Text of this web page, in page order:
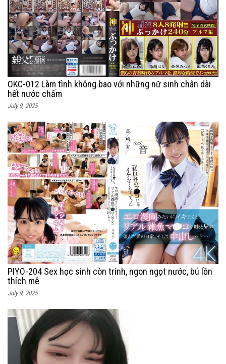
OKC-012 Làm tình không bao với những nữ sinh chân dài
hết nước chấm
July 9, 2025
PIYO-204 Sex học sinh còn trinh, ngon ngọt nước, bú lồn
thích mê
July 9, 2025